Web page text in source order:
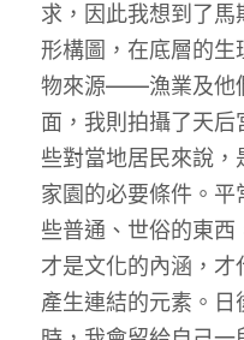
求，因此我想到了馬
形構圖，在底層的
物來源——漁業及他
面，我則拍攝了天
些對當地居民來說，
家園的必要條件。
些普通、世俗的東西
才是文化的內涵，才
產生連結的元素。